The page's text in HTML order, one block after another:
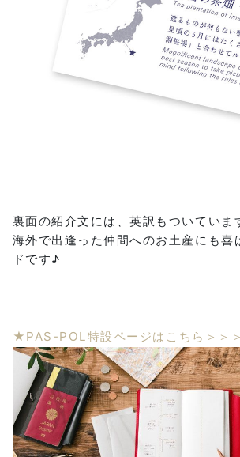
裏面の紹介文には、英訳もついていま
海外で出逢った仲間へのお土産にも喜
ドです♪
★PAS-POL特設ページはこちら＞＞＞